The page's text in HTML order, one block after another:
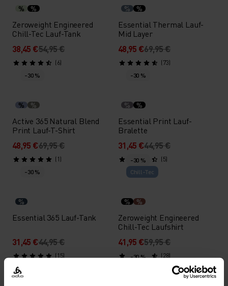
% %
Zeroweight Engineered
Chill-Tec Lauf-Tank
38,45 €54,95 €
(6)
% %
Essential Thermal Lauf-
Mid Layer
48,95 €69,95 €
(73)
-30 %
% %
Active 365 Natural Blend
Print Lauf-T-Shirt
48,95 €69,95 €
(1)
-30 %
% %
Essential Print Lauf-
Bralette
31,45 €44,95 €
(5)
-30 %
%
Essential 365 Lauf-Tank
31,45 €44,95 €
(15)
-30 %
Chill-Tec
% %
Zeroweight Engineered
Chill-Tec Laufshirt
41,95 €59,95 €
(28)
-30 %